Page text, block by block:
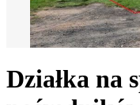
Działka na